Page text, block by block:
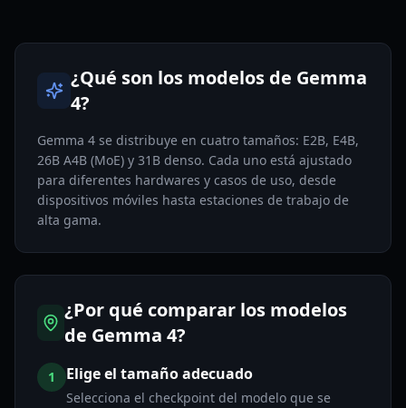
¿Qué son los modelos de Gemma
4?
Gemma 4 se distribuye en cuatro tamaños: E2B, E4B,
26B A4B (MoE) y 31B denso. Cada uno está ajustado
para diferentes hardwares y casos de uso, desde
dispositivos móviles hasta estaciones de trabajo de
alta gama.
¿Por qué comparar los modelos
de Gemma 4?
1 Elige el tamaño adecuado
Selecciona el checkpoint del modelo que se